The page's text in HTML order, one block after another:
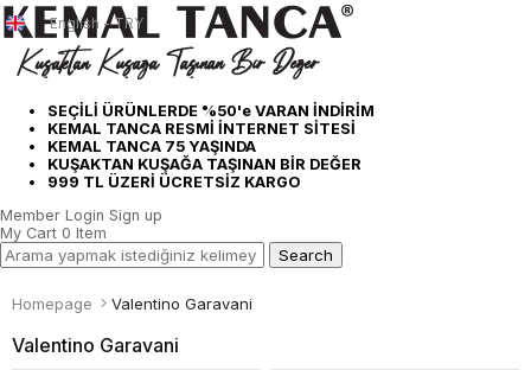
SEÇİLİ ÜRÜNLERDE %50'e VARAN İNDİRİM
KEMAL TANCA RESMİ İNTERNET SİTESİ
KEMAL TANCA 75 YAŞINDA
KUŞAKTAN KUŞAĞA TAŞINAN BİR DEĞER
999 TL ÜZERİ ÜCRETSİZ KARGO
English - TRY
Member Login Sign up
My Cart 0 Item
Homepage Valentino Garavani
Valentino Garavani